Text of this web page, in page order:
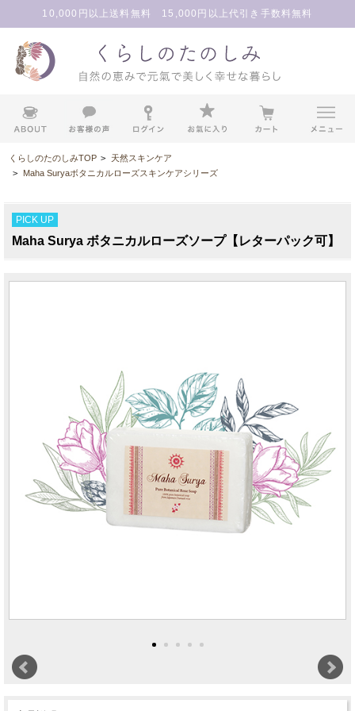
10,000円以上送料無料 15,000円以上代引き手数料無料
くらしのたのしみTOP > 天然スキンケア
> Maha Suryaボタニカルローズスキンケアシリーズ
PICK UP
Maha Surya ボタニカルローズソープ【レターパック可】